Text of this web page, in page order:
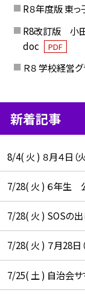
R８年度版 東っ
R8改訂版 小
doc
PDF
Ｒ８ 学校経営
新着記事
8/4( 火 ) ８月４日（
7/28( 火 ) ６年生
7/28( 火 ) SOSの出
7/28( 火 ) ７月28日
7/25( 土 ) 自治会サ